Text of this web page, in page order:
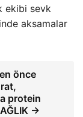
ekibi sevk
aksamalar
önce
protein
→